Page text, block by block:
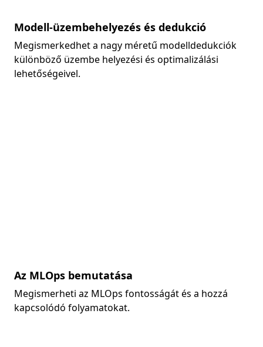
Modell-üzembehelyezés és dedukció
Megismerkedhet a nagy méretű modelldedukciók
különböző üzembe helyezési és optimalizálási
lehetőségeivel.
Az MLOps bemutatása
Megismerheti az MLOps fontosságát és a hozzá
kapcsolódó folyamatokat.